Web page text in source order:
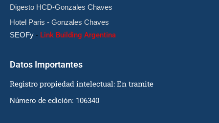
Digesto HCD-Gonzales Chaves
Hotel Paris - Gonzales Chaves
SEOFy - Link Building Argentina
Datos Importantes
Registro propiedad intelectual: En tramite
Número de edición: 106340